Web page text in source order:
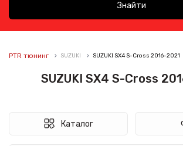
Знайти
PTR тюнинг SUZUKI SUZUKI SX4 S-Cross 2016-2021
SUZUKI SX4 S-Cross
Каталог